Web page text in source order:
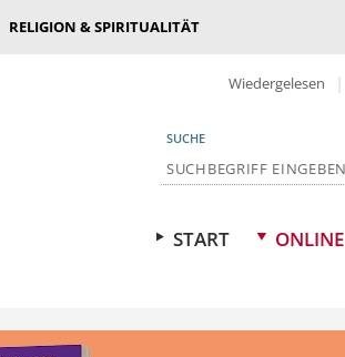
RELIGION & SPIRITUALITÄT
Wiedergelesen
SUCHE
START ONLINE